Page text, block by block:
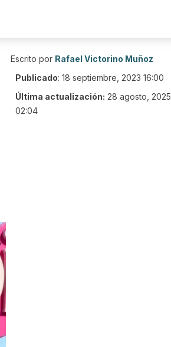
Escrito por Rafael Victorino Muñoz
Publicado: 18 septiembre, 2023 16:00
Última actualización: 28 agosto, 2025
02:04